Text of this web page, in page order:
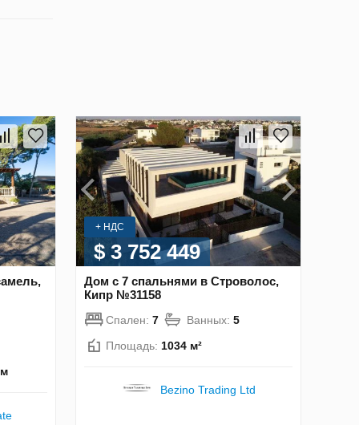
+ НДС
$ 3 752 449
Дом с 7 спальнями в Строволос,
Кипр №31158
Спален: 7 Ванных: 5
Площадь: 1034 м²
Bezino Trading Ltd